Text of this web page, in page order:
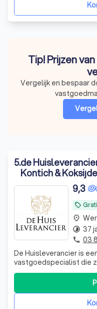
Tip! Prijzen
Vergelijk en bespaar
5.de
Kontich & Koksijde
local_offer
9,3
De Huisleverancier is
vastgoedspecialist die
persoonlijke en
iedereen die op zoek is
eigendom wil verkopen
het adviseren en
place
timelapse 37
phone 03